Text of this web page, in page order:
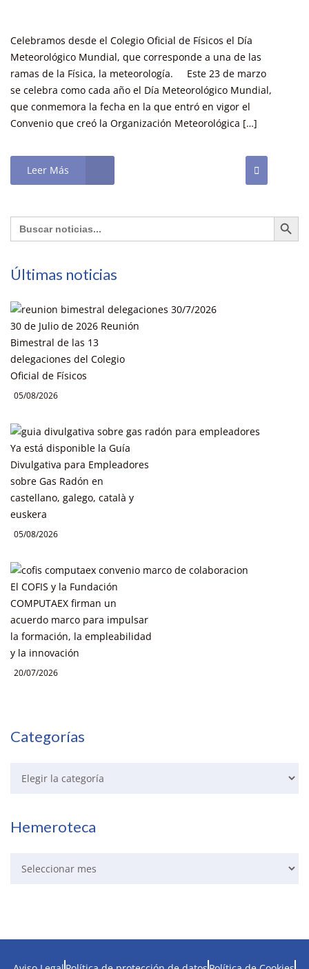
Celebramos desde el Colegio Oficial de Físicos el Día
Meteorológico Mundial, que corresponde a una de las
ramas de la Física, la meteorología. Este 23 de marzo
se celebra como cada año el Día Meteorológico Mundial,
que conmemora la fecha en la que entró en vigor el
Convenio que creó la Organización Meteorológica […]
Leer Más
Buscar: Botón de
Últimas noticias
30 de Julio de 2026 Reunión
Bimestral de las 13
delegaciones del Colegio
Oficial de Físicos
05/08/2026
Ya está disponible la Guía
Divulgativa para Empleadores
sobre Gas Radón en
castellano, galego, català y
euskera
05/08/2026
El COFIS y la Fundación
COMPUTAEX firman un
acuerdo marco para impulsar
la formación, la empleabilidad
y la innovación
20/07/2026
Categorías
Hemeroteca